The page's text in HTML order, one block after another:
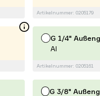
Artikelnummer: 0205179
G 1/4"
Al
Artikelnummer: 0205161
G 3/8"